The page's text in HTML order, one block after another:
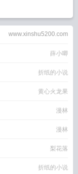
www.xinshu5200.com
薛小唧
折纸的小说
黄心火龙果
漫林
漫林
梨花落
折纸的小说